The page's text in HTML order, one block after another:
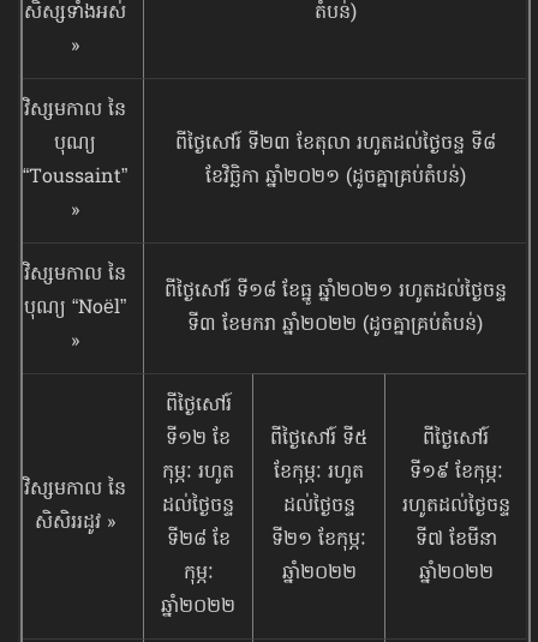
សិស្ស​ទាំងអស់
»
តំបន់)
វិស្សមកាល នៃ
បុណ្យ
“Toussaint”
»
ពីថ្ងៃសៅរ៍ ទី២៣ ខែតុលា រហូតដល់ថ្ងៃចន្ទ ទី៨
ខែវិច្ឆិកា ឆ្នាំ២០២១ (ដូចគ្នាគ្រប់តំបន់)
វិស្សមកាល នៃ
បុណ្យ “Noël”
»
ពីថ្ងៃសៅរ៍ ទី១៨ ខែធ្នូ ឆ្នាំ២០២១ រហូតដល់ថ្ងៃចន្ទ
ទី៣ ខែមករា ឆ្នាំ២០២២ (ដូចគ្នាគ្រប់តំបន់)
វិស្សមកាល នៃ​
សិសិររដូវ »
ពីថ្ងៃសៅរ៍
ទី១២ ខែ
កុម្ភៈ រហូត
ដល់ថ្ងៃចន្ទ
ទី២៨ ខែ
កុម្ភៈ
ឆ្នាំ២០២២
ពីថ្ងៃសៅរ៍ ទី៥
ខែកុម្ភៈ រហូត
ដល់ថ្ងៃចន្ទ
ទី២១ ខែកុម្ភៈ
ឆ្នាំ២០២២
ពីថ្ងៃសៅរ៍
ទី១៩ ខែកុម្ភៈ
រហូតដល់ថ្ងៃចន្ទ
ទី៧ ខែមីនា
ឆ្នាំ២០២២